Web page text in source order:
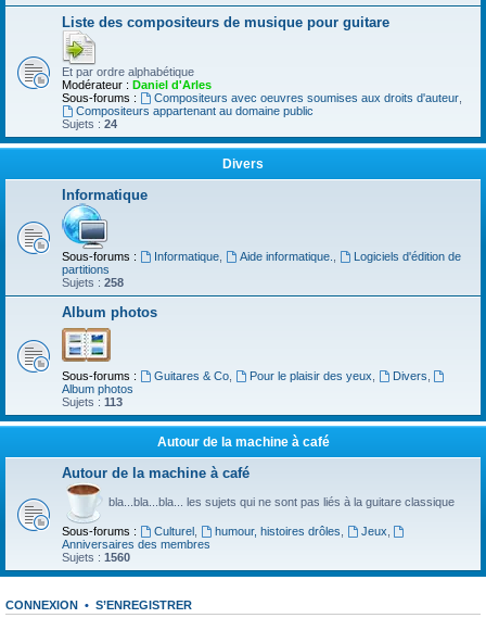
Liste des compositeurs de musique pour guitare
Et par ordre alphabétique
Modérateur : Daniel d'Arles
Sous-forums :
Compositeurs avec oeuvres soumises aux droits d'auteur,
Compositeurs appartenant au domaine public
Sujets : 24
Divers
Informatique
Sous-forums : Informatique, Aide informatique.
Logiciels d'édition de
partitions
Sujets : 258
Album photos
Sous-forums : Guitares & Co, Pour le plaisir des yeux Divers
Album photos
Sujets : 113
Autour de la machine à café
Autour de la machine à café
bla...bla...bla... les sujets qui ne sont pas liés à la guitare classique
Sous-forums : Culturel, humour, histoires drôles Jeux
Anniversaires des membres
Sujets : 1560
CONNEXION • S’ENREGISTRER